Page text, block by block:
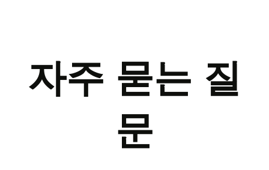
자주 묻는 질
문